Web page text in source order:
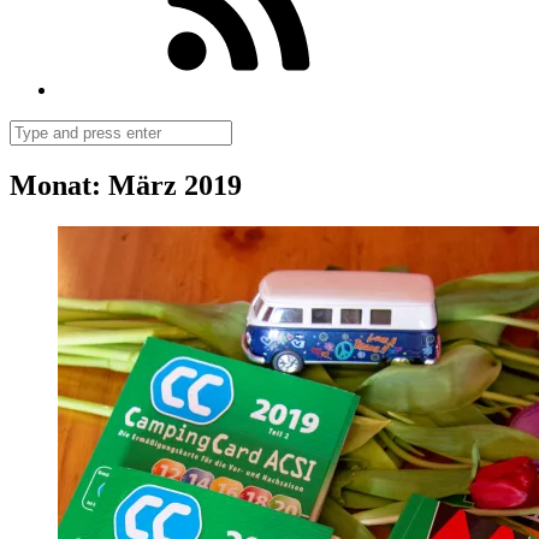
Search
Monat: März 2019